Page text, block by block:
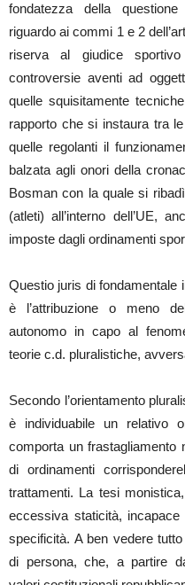
fondatezza della
riguardo ai commi 1 e 2
riserva al giudice
controversie aventi ad
quelle squisitamente
rapporto che si instaura tra
quelle regolanti il
balzata agli onori della
Bosman con la quale si
(atleti) all’interno dell’UE,
imposte dagli ordinamenti
Questio juris di fondamentale
è l’attribuzione o meno
autonomo in capo al
teorie c.d. pluralistiche,
Secondo l’orientamento
è individuabile un relativo
comporta un frastagliamento
di ordinamenti
trattamenti. La tesi
eccessiva staticità,
specificità. A ben vedere
di persona, che, a partire